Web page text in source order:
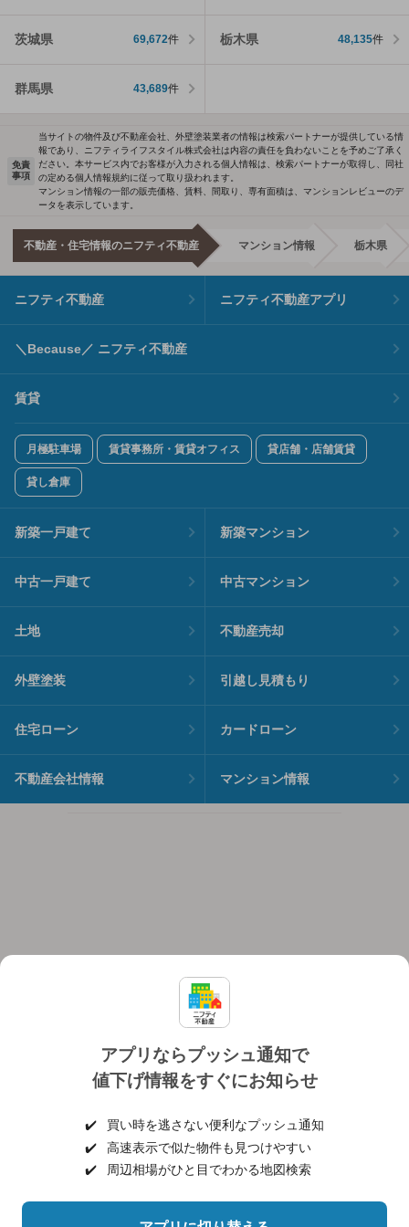
茨城県 69,672件 栃木県 48,135件
群馬県 43,689件
アプリならプッシュ通知で
値下げ情報をすぐにお知らせ
✔️
買い時を逃さない便利なプッシュ通知
✔️
高速表示で似た物件も見つけやすい
✔️
周辺相場がひと目でわかる地図検索
免責
事項
当サイトの物件及び不動産会社、外壁塗装業者の情報は検索パートナーが提供している情
報であり、ニフティライフスタイル株式会社は内容の責任を負わないことを予めご了承く
ださい。本サービス内でお客様が入力される個人情報は、検索パートナーが取得し、同社
の定める個人情報規約に従って取り扱われます。
マンション情報の一部の販売価格、賃料、間取り、専有面積は、マンションレビューのデ
ータを表示しています。
不動産・住宅情報のニフティ不動産 マンション情報 栃木県
ニフティ不動産 ニフティ不動産アプリ
＼Because／ ニフティ不動産
賃貸
月極駐車場 賃貸事務所・賃貸オフィス 貸店舗・店舗賃貸
貸し倉庫
新築一戸建て 新築マンション
中古一戸建て 中古マンション
土地 不動産売却
外壁塗装 引越し見積もり
住宅ローン カードローン
不動産会社情報 マンション情報
個人情報保護ポリシー 利用規約
ヘルプ・お問い合わせ 採用情報